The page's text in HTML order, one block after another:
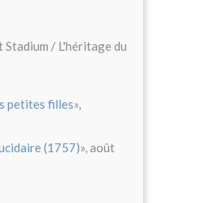
Stadium / L'héritage du
petites filles»,
(1757)», août